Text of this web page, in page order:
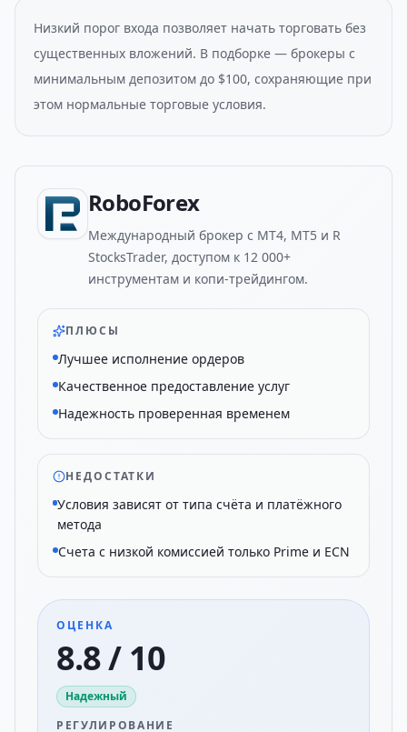
Низкий порог входа позволяет начать торговать без
существенных вложений. В подборке — брокеры с
минимальным депозитом до $100, сохраняющие при
этом нормальные торговые условия.
RoboForex
Международный брокер с MT4, MT5 и R
StocksTrader, доступом к 12 000+
инструментам и копи-трейдингом.
ПЛЮСЫ
Лучшее исполнение ордеров
Качественное предоставление услуг
Надежность проверенная временем
НЕДОСТАТКИ
Условия зависят от типа счёта и платёжного
метода
Счета с низкой комиссией только Prime и ECN
ОЦЕНКА
8.8 / 10
Надежный
РЕГУЛИРОВАНИЕ